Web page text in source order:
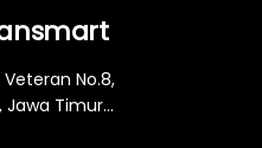
No.8,
Timur...